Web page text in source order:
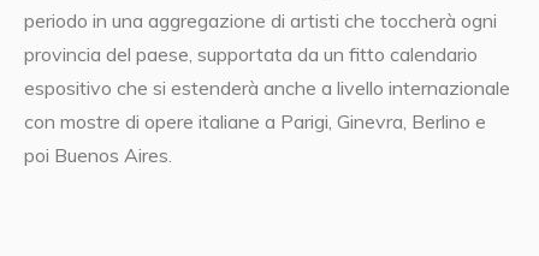
periodo in una aggregazione di artisti che toccherà ogni
provincia del paese, supportata da un fitto calendario
espositivo che si estenderà anche a livello internazionale
con mostre di opere italiane a Parigi, Ginevra, Berlino e
poi Buenos Aires.